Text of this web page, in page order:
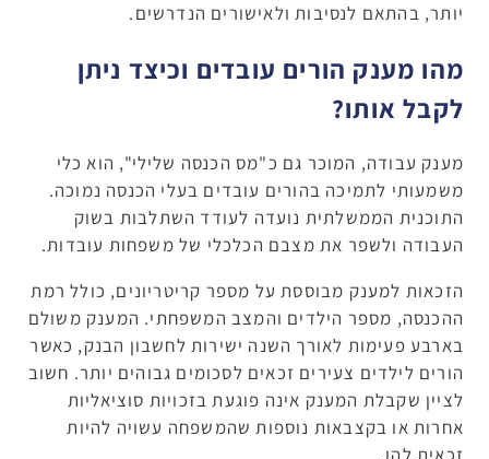
יותר, בהתאם לנסיבות ולאישורים הנדרשים.
מהו מענק הורים עובדים וכיצד ניתן
לקבל אותו?
מענק עבודה, המוכר גם כ"מס הכנסה שלילי", הוא כלי
משמעותי לתמיכה בהורים עובדים בעלי הכנסה נמוכה.
התוכנית הממשלתית נועדה לעודד השתלבות בשוק
העבודה ולשפר את מצבם הכלכלי של משפחות עובדות.
הזכאות למענק מבוססת על מספר קריטריונים, כולל רמת
ההכנסה, מספר הילדים והמצב המשפחתי. המענק משולם
בארבע פעימות לאורך השנה ישירות לחשבון הבנק, כאשר
הורים לילדים צעירים זכאים לסכומים גבוהים יותר. חשוב
לציין שקבלת המענק אינה פוגעת בזכויות סוציאליות
אחרות או בקצבאות נוספות שהמשפחה עשויה להיות